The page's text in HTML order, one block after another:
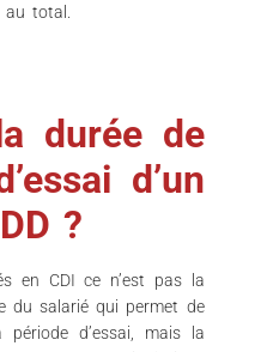
total.
durée de
d’un
?
en CDI ce n’est pas la
du salarié qui permet de
d’essai, mais la